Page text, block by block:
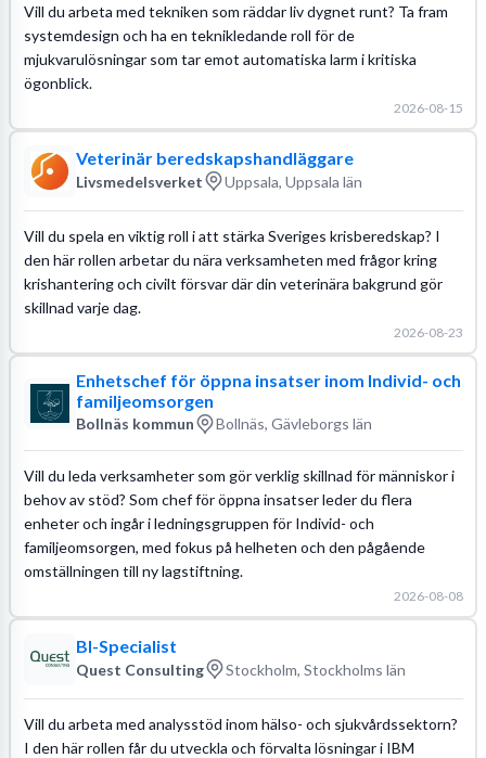
Vill du arbeta med tekniken som räddar liv dygnet runt? Ta fram
systemdesign och ha en teknikledande roll för de
mjukvarulösningar som tar emot automatiska larm i kritiska
ögonblick.
2026-08-15
Veterinär beredskapshandläggare
Livsmedelsverket Uppsala, Uppsala län
Vill du spela en viktig roll i att stärka Sveriges krisberedskap? I
den här rollen arbetar du nära verksamheten med frågor kring
krishantering och civilt försvar där din veterinära bakgrund gör
skillnad varje dag.
2026-08-23
Enhetschef för öppna insatser inom Individ- och
familjeomsorgen
Bollnäs kommun Bollnäs, Gävleborgs län
Vill du leda verksamheter som gör verklig skillnad för människor i
behov av stöd? Som chef för öppna insatser leder du flera
enheter och ingår i ledningsgruppen för Individ- och
familjeomsorgen, med fokus på helheten och den pågående
omställningen till ny lagstiftning.
2026-08-08
BI-Specialist
Quest Consulting Stockholm, Stockholms län
Vill du arbeta med analysstöd inom hälso- och sjukvårdssektorn?
I den här rollen får du utveckla och förvalta lösningar i IBM